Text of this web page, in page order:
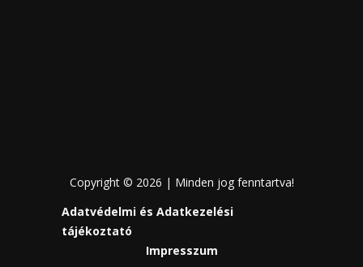
Copyright © 2026 | Minden jog fenntartva!
Adatvédelmi és Adatkezelési
tájékoztató
Impresszum